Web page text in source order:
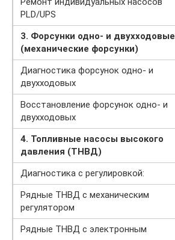
PLD/UPS
3. Форсунки одно- и двухходовые
(механические форсунки)
Диагностика форсунок одно- и
двухходовых
Восстановление форсунок одно- и
двухходовых
4. Топливные насосы высокого
давления (ТНВД)
Диагностика с регулировкой:
Рядные ТНВД с механическим
регулятором
Рядные ТНВД с электронным